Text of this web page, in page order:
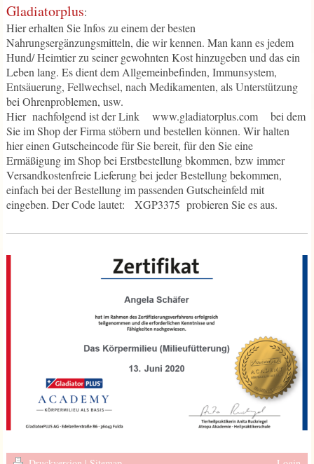
Gladiatorplus:
Hier erhalten Sie Infos zu einem der besten
Nahrungsergänzungsmitteln, die wir kennen. Man kann es jedem
Hund/ Heimtier zu seiner gewohnten Kost hinzugeben und das ein
Leben lang. Es dient dem Allgemeinbefinden, Immunsystem,
Entsäuerung, Fellwechsel, nach Medikamenten, als Unterstützung
bei Ohrenproblemen, usw.
Hier nachfolgend ist der Link www.gladiatorplus.com bei dem
Sie im Shop der Firma stöbern und bestellen können. Wir halten
hier einen Gutscheincode für Sie bereit, für den Sie eine
Ermäßigung im Shop bei Erstbestellung bkommen, bzw immer
Versandkostenfreie Lieferung bei jeder Bestellung bekommen,
einfach bei der Bestellung im passenden Gutscheinfeld mit
eingeben. Der Code lautet: XGP3375 probieren Sie es aus.